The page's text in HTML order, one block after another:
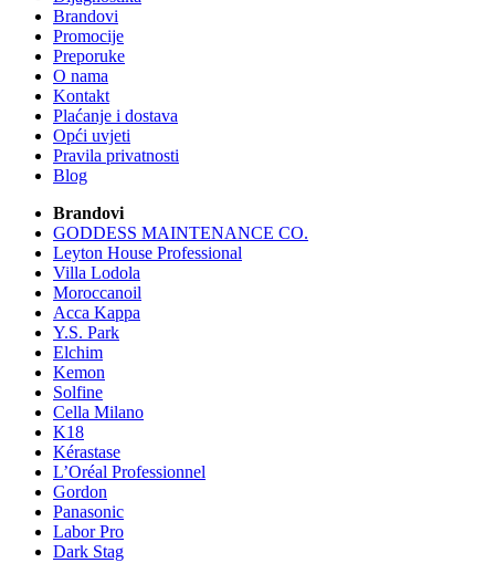
Brandovi
Promocije
Preporuke
O nama
Kontakt
Plaćanje i dostava
Opći uvjeti
Pravila privatnosti
Blog
Brandovi
GODDESS MAINTENANCE CO.
Leyton House Professional
Villa Lodola
Moroccanoil
Acca Kappa
Y.S. Park
Elchim
Kemon
Solfine
Cella Milano
K18
Kérastase
L’Oréal Professionnel
Gordon
Panasonic
Labor Pro
Dark Stag